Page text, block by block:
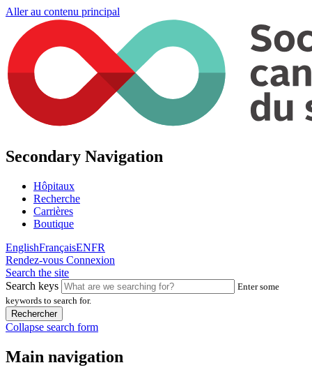
Aller au contenu principal
Secondary Navigation
Hôpitaux
Recherche
Carrières
Boutique
EnglishFrançaisENFR
Rendez-vous Connexion
Search the site
Search keys
Enter some
keywords to search for.
Collapse search form
Main navigation